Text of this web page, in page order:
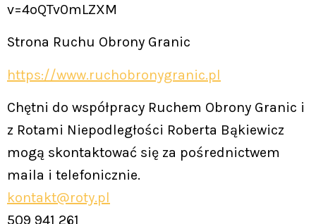
v=4oQTv0mLZXM
Strona Ruchu Obrony Granic
https://www.ruchobronygranic.pl
Chętni do współpracy Ruchem Obrony Granic i
z Rotami Niepodległości Roberta Bąkiewicz
mogą skontaktować się za pośrednictwem
maila i telefonicznie.
kontakt@roty.pl
509 941 261